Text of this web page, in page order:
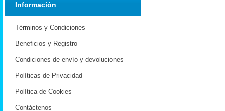
Información
Términos y Condiciones
Beneficios y Registro
Condiciones de envío y devoluciones
Políticas de Privacidad
Política de Cookies
Contáctenos